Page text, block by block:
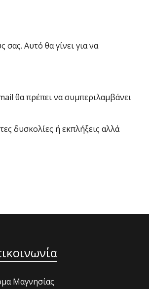
Αυτό θα γίνει για να
θα πρέπει να συμπεριλαμβάνει
δυσκολίες ή εκπλήξεις αλλά
Μαγνησίας